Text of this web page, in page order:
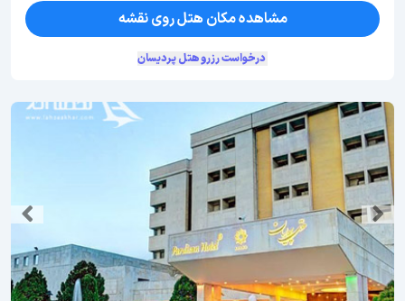
مشاهده مکان هتل روی نقشه
درخواست رزرو هتل پردیسان